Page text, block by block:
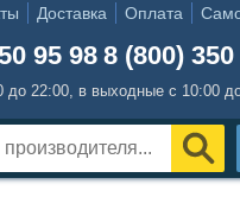
Доставка Оплата
95 98 8 (800)
до 22:00, в выходные с 10:00